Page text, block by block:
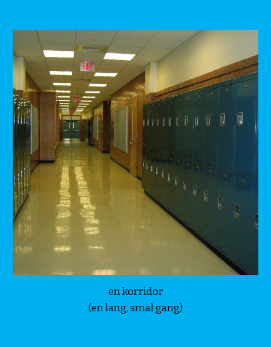
en korridor
(en lang, smal gang)